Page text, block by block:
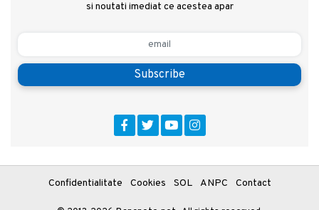
si noutati imediat ce acestea apar
Subscribe
Confidentialitate Cookies SOL ANPC Contact